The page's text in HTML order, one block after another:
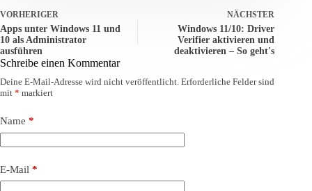
VORHERIGER
Apps unter Windows 11 und
10 als Administrator
ausführen
NÄCHSTER
Windows 11/10: Driver
Verifier aktivieren und
deaktivieren – So geht's
Schreibe einen Kommentar
Deine E-Mail-Adresse wird nicht veröffentlicht. Erforderliche Felder sind
mit * markiert
Name *
E-Mail *